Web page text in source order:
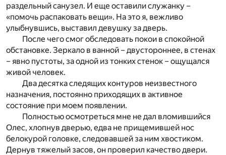
раздельный санузел. И еще оставили служанку –
«помочь распаковать вещи». На это я, вежливо
улыбнувшись, выставил девушку за дверь.
После чего смог обследовать покои в спокойной
обстановке. Зеркало в ванной – двустороннее, в стенах
– явно пустоты, за одной из тонких стенок – ощущался
живой человек.
Два десятка следящих контуров неизвестного
назначения, постоянно приходящих в активное
состояние при моем появлении.
Полностью осмотреться мне не дал вломившийся
Олес, хлопнув дверью, едва не прищемившей нос
белокурой головке, следовавшей за ним хвостиком.
Дернув тяжелый засов, он проверил качество двери.